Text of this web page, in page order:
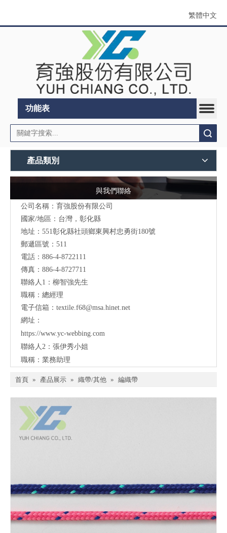
繁體中文
功能表
產品類別
與我們聯絡
公司名稱：育強股份有限公司
國家/地區：台灣，彰化縣
地址： 551彰化縣社頭鄉東興村忠勇街180號
郵遞區號：511
電話：886-4-8722111
傳真：886-4-8727711
聯絡人1：柳智強先生
職稱：總經理
電子信箱： textile.f68@msa.hinet.net
網址：
https://www.yc-webbing.com
聯絡人2：張伊秀小姐
職稱：業務助理
首頁 » 產品展示 » 織帶/其他 » 編織帶